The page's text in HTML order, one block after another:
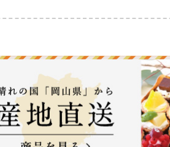
＃4 KURASHIKI
倉敷の白壁の街並
を大量に使いフル
特徴。
＃5 TAMASHIMA
倉敷市玉島エリ